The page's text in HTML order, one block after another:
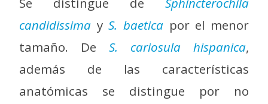
candidissima yS. baetica por el menor
tamaño. De S. cariosula hispanica,
además de las características
anatómicas se distingue por no